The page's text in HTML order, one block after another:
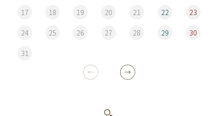
17 18 19 20 21 22 23
24 25 26 27 28 29 30
31